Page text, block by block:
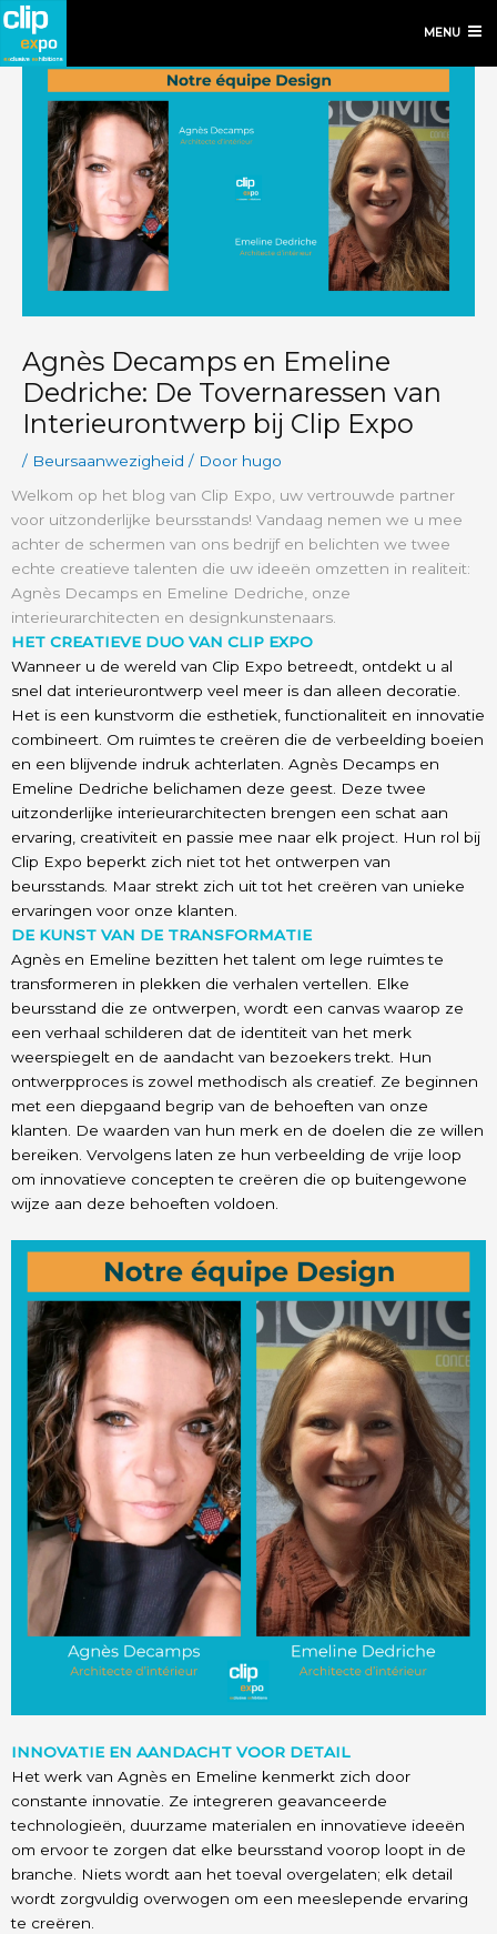
MENU
Agnès Decamps en Emeline
Dedriche: De Tovernaressen van
Interieurontwerp bij Clip Expo
/ Beursaanwezigheid / Door hugo
Welkom op het blog van Clip Expo, uw vertrouwde partner
voor uitzonderlijke beursstands! Vandaag nemen we u mee
achter de schermen van ons bedrijf en belichten we twee
echte creatieve talenten die uw ideeën omzetten in realiteit:
Agnès Decamps en Emeline Dedriche, onze
interieurarchitecten en designkunstenaars.
HET CREATIEVE DUO VAN CLIP EXPO
Wanneer u de wereld van Clip Expo betreedt, ontdekt u al
snel dat interieurontwerp veel meer is dan alleen decoratie.
Het is een kunstvorm die esthetiek, functionaliteit en innovatie
combineert. Om ruimtes te creëren die de verbeelding boeien
en een blijvende indruk achterlaten. Agnès Decamps en
Emeline Dedriche belichamen deze geest. Deze twee
uitzonderlijke interieurarchitecten brengen een schat aan
ervaring, creativiteit en passie mee naar elk project. Hun rol bij
Clip Expo beperkt zich niet tot het ontwerpen van
beursstands. Maar strekt zich uit tot het creëren van unieke
ervaringen voor onze klanten.
DE KUNST VAN DE TRANSFORMATIE
Agnès en Emeline bezitten het talent om lege ruimtes te
transformeren in plekken die verhalen vertellen. Elke
beursstand die ze ontwerpen, wordt een canvas waarop ze
een verhaal schilderen dat de identiteit van het merk
weerspiegelt en de aandacht van bezoekers trekt. Hun
ontwerpproces is zowel methodisch als creatief. Ze beginnen
met een diepgaand begrip van de behoeften van onze
klanten. De waarden van hun merk en de doelen die ze willen
bereiken. Vervolgens laten ze hun verbeelding de vrije loop
om innovatieve concepten te creëren die op buitengewone
wijze aan deze behoeften voldoen.
INNOVATIE EN AANDACHT VOOR DETAIL
Het werk van Agnès en Emeline kenmerkt zich door
constante innovatie. Ze integreren geavanceerde
technologieën, duurzame materialen en innovatieve ideeën
om ervoor te zorgen dat elke beursstand voorop loopt in de
branche. Niets wordt aan het toeval overgelaten; elk detail
wordt zorgvuldig overwogen om een meeslepende ervaring
te creëren.